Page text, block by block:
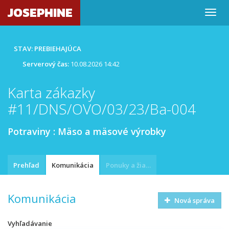
JOSEPHINE
STAV: PREBIEHAJÚCA
Serverový čas: 10.08.2026 14:42
Karta zákazky
#11/DNS/OVO/03/23/Ba-004
Potraviny : Mäso a mäsové výrobky
Prehľad Komunikácia Ponuky a žiadosti
Komunikácia Nová správa
Vyhľadávanie